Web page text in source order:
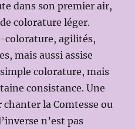
dans son premier air,
colorature léger.
colorature, agilités,
mais aussi assise
colorature, mais
consistance. Une
la Comtesse ou
n’est pas